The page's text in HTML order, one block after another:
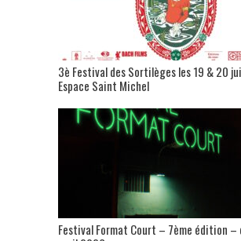
3è Festival des Sortilèges les 19 & 20
Espace Saint Michel
Festival Format Court – 7ème édition –